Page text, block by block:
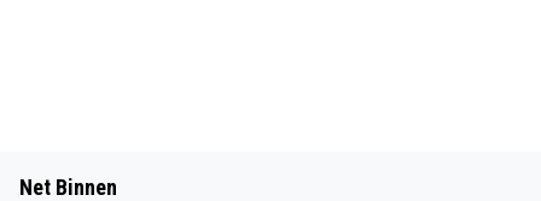
Net Binnen